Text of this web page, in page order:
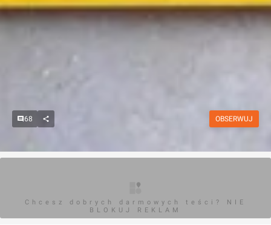
68 OBSERWUJ
Chcesz dobrych darmowych teści? NIE
BLOKUJ REKLAM